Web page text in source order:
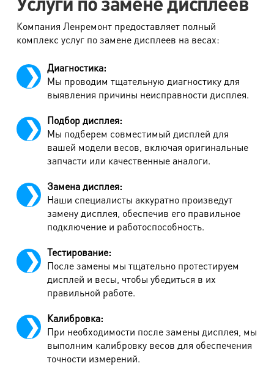
Компания Ленремонт предоставляет полный
комплекс услуг по замене дисплеев на весах:
Диагностика:
Мы проводим тщательную диагностику для
выявления причины неисправности дисплея.
Подбор дисплея:
Мы подберем совместимый дисплей для
вашей модели весов, включая оригинальные
запчасти или качественные аналоги.
Замена дисплея:
Наши специалисты аккуратно произведут
замену дисплея, обеспечив его правильное
подключение и работоспособность.
Тестирование:
После замены мы тщательно протестируем
дисплей и весы, чтобы убедиться в их
правильной работе.
Калибровка:
При необходимости после замены дисплея, мы
выполним калибровку весов для обеспечения
точности измерений.